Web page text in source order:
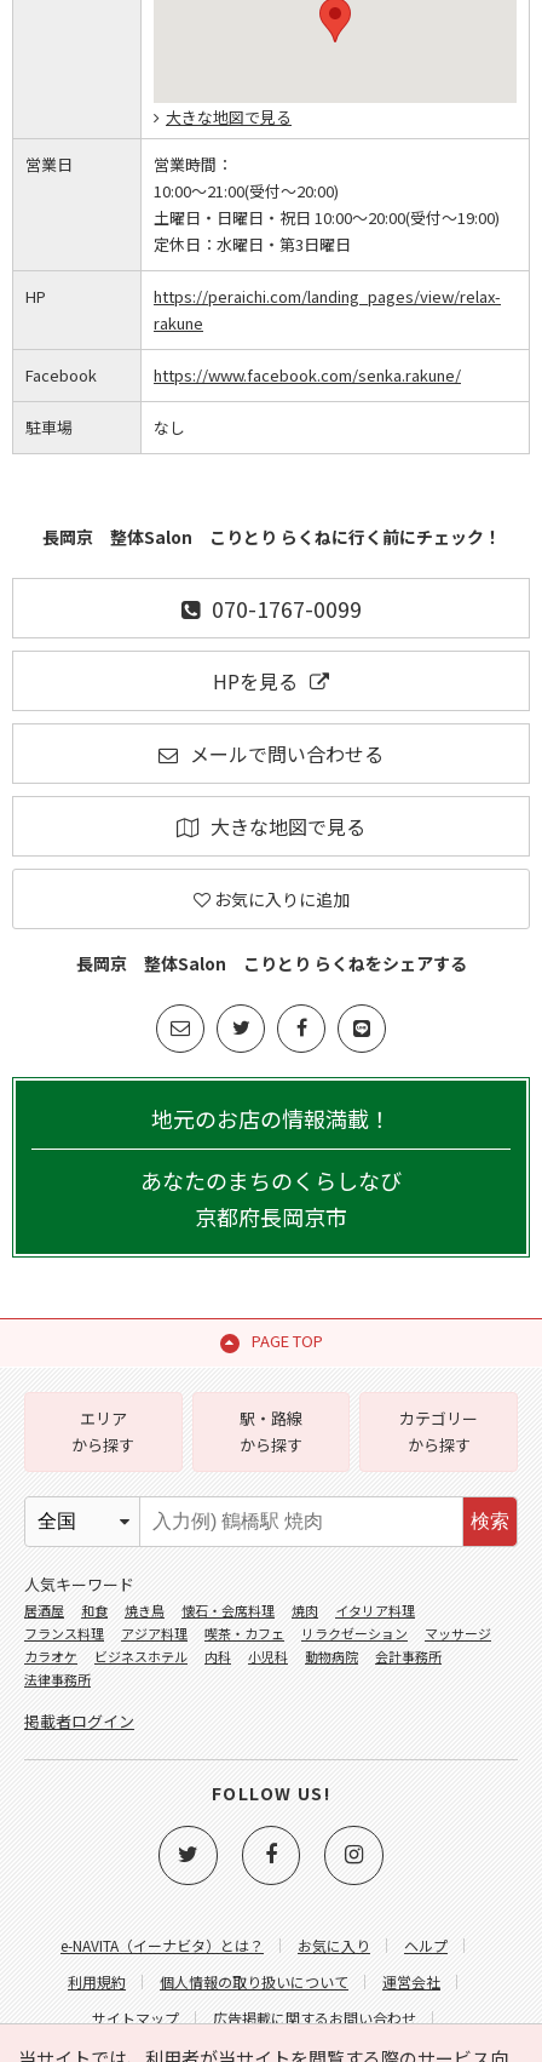
大きな地図で見る
営業日
営業時間：
10:00～21:00(受付～20:00)
土曜日・日曜日・祝日 10:00～20:00(受付～19:00)
定休日： 水曜日・第3日曜日
HP
https://peraichi.com/landing_pages/view/relax-
rakune
Facebook https://www.facebook.com/senka.rakune/
駐車場 なし
長岡京 整体Salon こりとり らくねに行く前にチェック！
070-1767-0099
HPを見る
メールで問い合わせる
大きな地図で見る
お気に入りに追加
長岡京 整体Salon こりとり らくねをシェアする
地元のお店の情報満載！
あなたのまちのくらしなび
京都府長岡京市
PAGE TOP
e-NAVITA（イーナビタ）とは？ お気に入り
ヘルプ
利用規約
個人情報の取り扱いについて
運営会社
サイトマップ
広告掲載に関するお問い合わせ
サイトの内容に関するお問い合わせ
エリア
から探す
駅・路線
から探す
カテゴリー
から探す
検索
人気キーワード
居酒屋 和食 焼き鳥 懐石・会席料理 焼肉
イタリア料理
フランス料理
アジア料理 喫茶・カフェ リラクゼーション
マッサージ
カラオケ
ビジネスホテル 内科 小児科 動物病院
会計事務所
法律事務所
掲載者ログイン
FOLLOW US!